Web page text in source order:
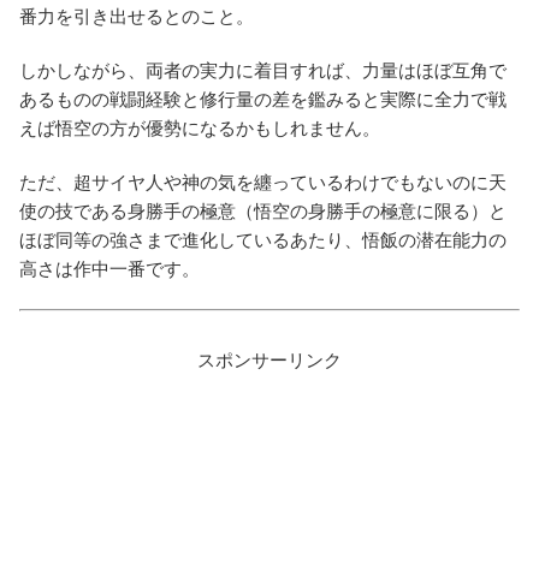
番力を引き出せるとのこと。
しかしながら、両者の実力に着目すれば、力量はほぼ互角で
あるものの戦闘経験と修行量の差を鑑みると実際に全力で戦
えば悟空の方が優勢になるかもしれません。
ただ、超サイヤ人や神の気を纏っているわけでもないのに天
使の技である身勝手の極意（悟空の身勝手の極意に限る）と
ほぼ同等の強さまで進化しているあたり、悟飯の潜在能力の
高さは作中一番です。
スポンサーリンク